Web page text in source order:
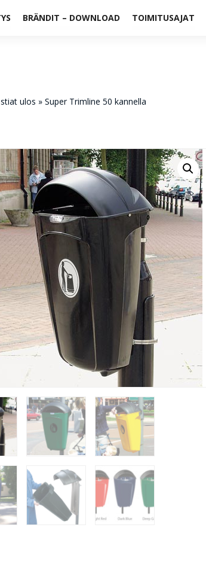
BRÄNDIT – DOWNLOAD TOIMITUSAJAT
ulos » Super Trimline 50 kannella